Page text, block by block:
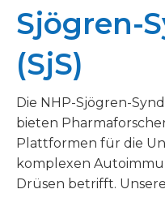
Sjögren-
(SjS)
Die NHP-Sjögren-
bieten
Plattformen für die
komplexen
Drüsen betrifft.